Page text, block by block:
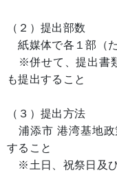
（２）提出部数
紙媒体で各１部（
※併せて、提出書
も提出すること
（３）提出方法
浦添市 港湾基地
すること
※土日、祝祭日及